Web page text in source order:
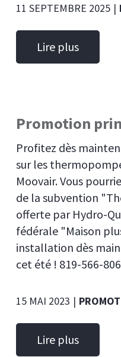
11 SEPTEMBRE 2025 |
Lire plus
Promotion
Profitez dès
sur les
Moovair. Vous
de la subvention
offerte par Hydro-
fédérale "Maison
installation dès
cet été ! 819-566-
15 MAI 2023 |
Lire plus